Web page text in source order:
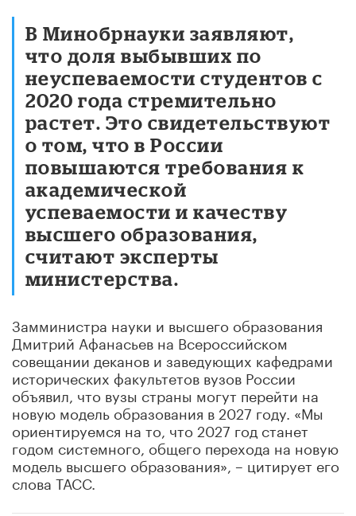
В Минобрнауки заявляют,
что доля выбывших по
неуспеваемости студентов с
2020 года стремительно
растет. Это свидетельствуют
о том, что в России
повышаются требования к
академической
успеваемости и качеству
высшего образования,
считают эксперты
министерства.
Замминистра науки и высшего образования
Дмитрий Афанасьев на Всероссийском
совещании деканов и заведующих кафедрами
исторических факультетов вузов России
объявил, что вузы страны могут перейти на
новую модель образования в 2027 году. «Мы
ориентируемся на то, что 2027 год станет
годом системного, общего перехода на новую
модель высшего образования», – цитирует его
слова ТАСС.